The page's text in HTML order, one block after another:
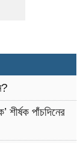
শীর্ষক পাঁচদিনের